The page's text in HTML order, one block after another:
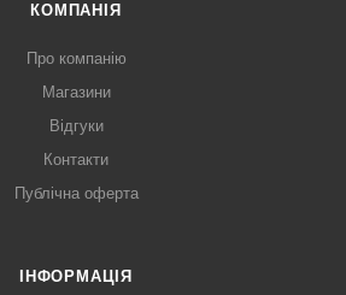
КОМПАНІЯ
Про компанію
Магазини
Відгуки
Контакти
Публічна оферта
ІНФОРМАЦІЯ